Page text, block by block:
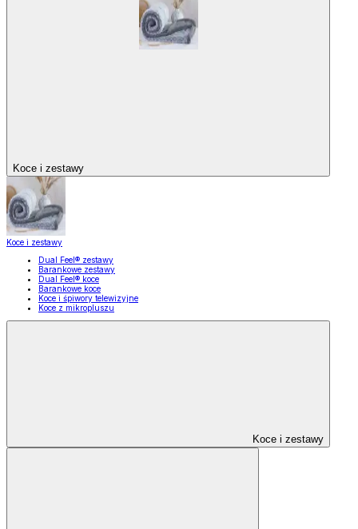
Koce i zestawy
Koce i zestawy
Dual Feel® zestawy
Barankowe zestawy
Dual Feel® koce
Barankowe koce
Koce i śpiwory telewizyjne
Koce z mikropluszu
Koce i zestawy